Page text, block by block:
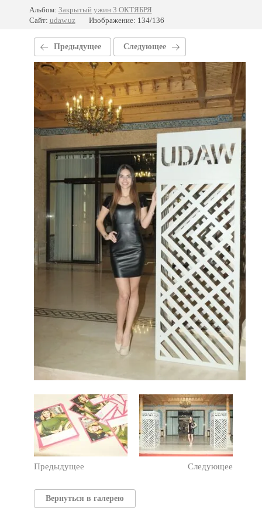
Альбом: Закрытый ужин 3 ОКТЯБРЯ
Сайт: udaw.uz Изображение: 134/136
Предыдущее Следующее
Предыдущее Следующее
Вернуться в галерею